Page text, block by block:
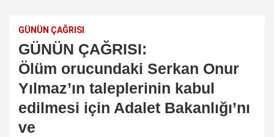
GÜNÜN ÇAĞRISI
GÜNÜN ÇAĞRISI:
Ölüm orucundaki Serkan Onur
Yılmaz’ın taleplerinin kabul
edilmesi için Adalet Bakanlığı’nı
ve